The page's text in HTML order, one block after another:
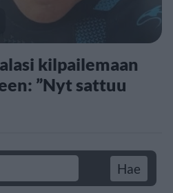
kilpailemaan
”Nyt sattuu